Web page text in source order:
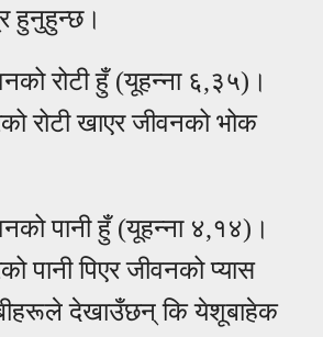
हुनुहुन्छ।
रोटी हुँ (यूहन्ना ६,३५)।
रोटी खाएर जीवनको भोक
पानी हुँ (यूहन्ना ४,१४)।
पानी पिएर जीवनको प्यास
देखाउँछन् कि येशूबाहेक